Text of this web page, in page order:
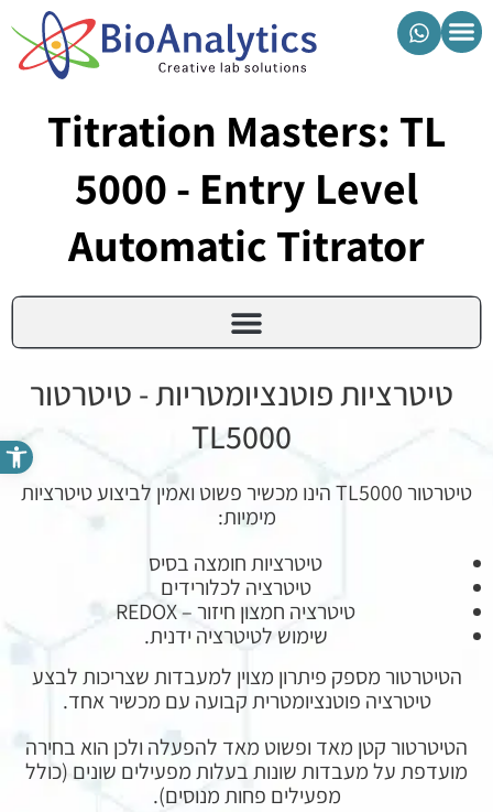
Titration Masters: TL
5000 - Entry Level
Automatic Titrator​
טיטרציות פוטנציומטריות - טיטרטור
TL5000
טיטרטור TL5000 הינו מכשיר פשוט ואמין לביצוע טיטרציות
מימיות:
טיטרציות חומצה בסיס
טיטרציה לכלורידים
טיטרציה חמצון חיזור – REDOX
שימוש לטיטרציה ידנית.
הטיטרטור מספק פיתרון מצוין למעבדות שצריכות לבצע
טיטרציה פוטנציומטרית קבועה עם מכשיר אחד.
הטיטרטור קטן מאד ופשוט מאד להפעלה ולכן הוא בחירה
מועדפת על מעבדות שונות בעלות מפעילים שונים (כולל
מפעילים פחות מנוסים).
פתח סרגל נגישות